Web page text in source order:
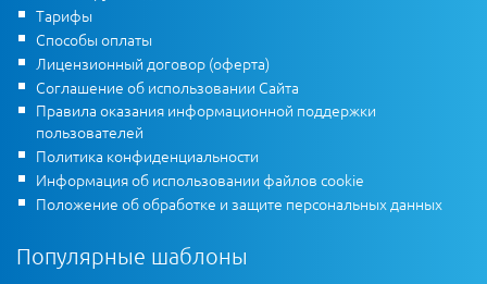
Тарифы
Способы оплаты
Лицензионный договор (оферта)
Соглашение об использовании Сайта
Правила оказания информационной поддержки
пользователей
Политика конфиденциальности
Информация об использовании файлов cookie
Положение об обработке и защите персональных данных
Популярные шаблоны